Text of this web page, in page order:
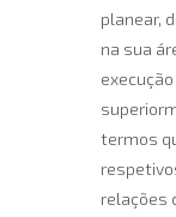
planear,
na sua
termos
relações